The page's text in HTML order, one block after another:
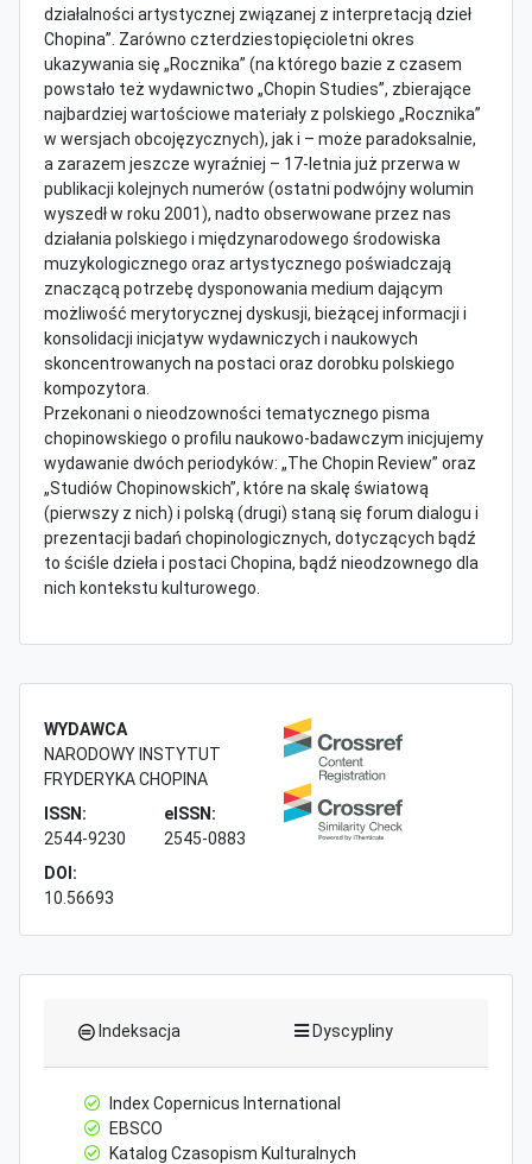
działalności artystycznej związanej z interpretacją dzieł
Chopina”. Zarówno czterdziestopięcioletni okres
ukazywania się „Rocznika” (na którego bazie z czasem
powstało też wydawnictwo „Chopin Studies”, zbierające
najbardziej wartościowe materiały z polskiego „Rocznika”
w wersjach obcojęzycznych), jak i – może paradoksalnie,
a zarazem jeszcze wyraźniej – 17-letnia już przerwa w
publikacji kolejnych numerów (ostatni podwójny wolumin
wyszedł w roku 2001), nadto obserwowane przez nas
działania polskiego i międzynarodowego środowiska
muzykologicznego oraz artystycznego poświadczają
znaczącą potrzebę dysponowania medium dającym
możliwość merytorycznej dyskusji, bieżącej informacji i
konsolidacji inicjatyw wydawniczych i naukowych
skoncentrowanych na postaci oraz dorobku polskiego
kompozytora.
Przekonani o nieodzowności tematycznego pisma
chopinowskiego o profilu naukowo-badawczym inicjujemy
wydawanie dwóch periodyków: „The Chopin Review” oraz
„Studiów Chopinowskich”, które na skalę światową
(pierwszy z nich) i polską (drugi) staną się forum dialogu i
prezentacji badań chopinologicznych, dotyczących bądź
to ściśle dzieła i postaci Chopina, bądź nieodzownego dla
nich kontekstu kulturowego.
WYDAWCA
NARODOWY INSTYTUT
FRYDERYKA CHOPINA
ISSN:
2544-9230
eISSN:
2545-0883
DOI:
10.56693
Indeksacja Dyscypliny
Index Copernicus International
EBSCO
Katalog Czasopism Kulturalnych